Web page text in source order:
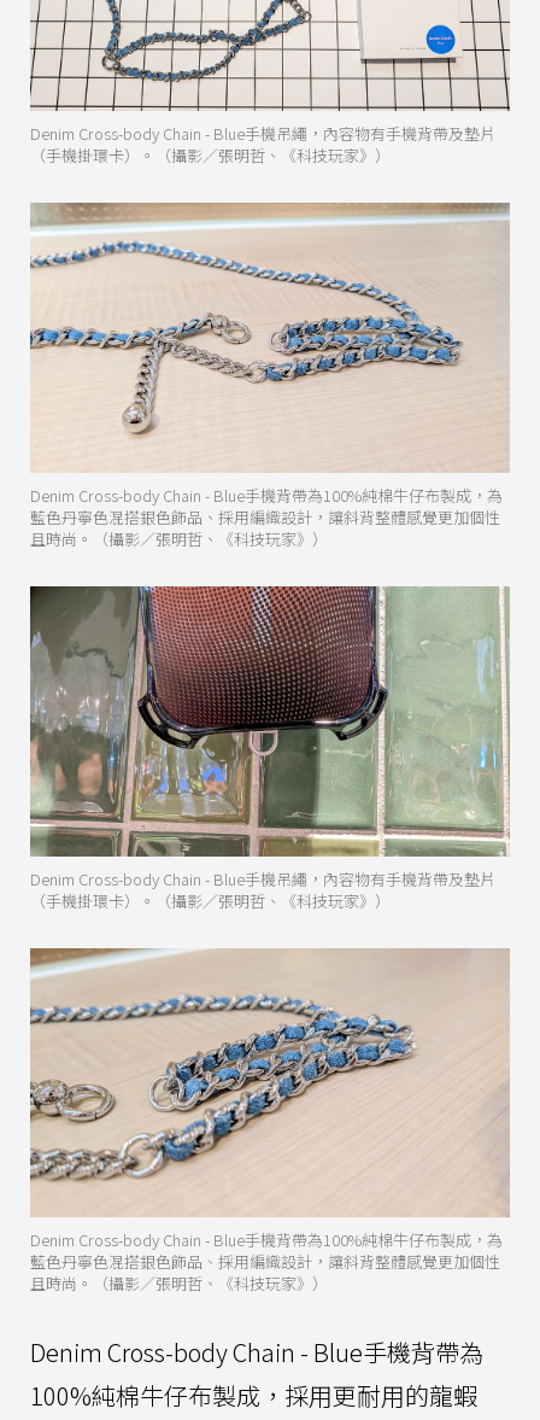
Denim Cross-body Chain - Blue手機吊繩，內容物有手機背帶及墊片
（手機掛環卡）。（攝影／張明哲、《科技玩家》）
Denim Cross-body Chain - Blue手機背帶為100%純棉牛仔布製成，為
藍色丹寧色混搭銀色飾品、採用編織設計，讓斜背整體感覺更加個性
且時尚。（攝影／張明哲、《科技玩家》）
Denim Cross-body Chain - Blue手機吊繩，內容物有手機背帶及墊片
（手機掛環卡）。（攝影／張明哲、《科技玩家》）
Denim Cross-body Chain - Blue手機背帶為100%純棉牛仔布製成，為
藍色丹寧色混搭銀色飾品、採用編織設計，讓斜背整體感覺更加個性
且時尚。（攝影／張明哲、《科技玩家》）
Denim Cross-body Chain - Blue手機背帶為
100%純棉牛仔布製成，採用更耐用的龍蝦